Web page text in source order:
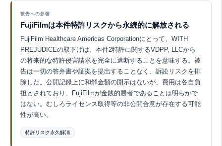
被告への影響
FujiFilmは本件特許リスクから永続的に解放される
FujiFilm Healthcare Americas Corporationにとって、WITH
PREJUDICEの取下げは、本件2特許に関するVDPP, LLCから
の将来的な特許侵害請求を完全に遮断することを意味する。被
告は一切の答弁書や証拠を提出することなく、訴訟リスクを排
除した。公開記録上に和解金額の開示はないが、費用は各自負
担とされており、FujiFilmが金銭的勝者であることは明らかで
はない。むしろライセンス取得等の非公開合意が存在する可能
性が高い。
特許リスク永久解消